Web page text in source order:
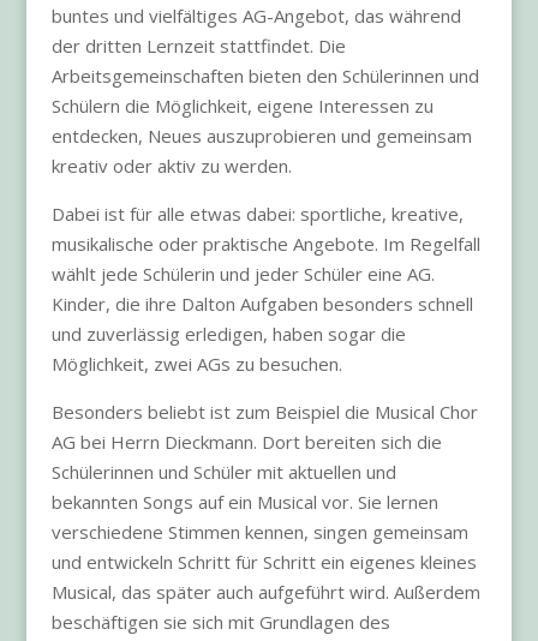
buntes und vielfältiges AG-Angebot, das während
der dritten Lernzeit stattfindet. Die
Arbeitsgemeinschaften bieten den Schülerinnen und
Schülern die Möglichkeit, eigene Interessen zu
entdecken, Neues auszuprobieren und gemeinsam
kreativ oder aktiv zu werden.
Dabei ist für alle etwas dabei: sportliche, kreative,
musikalische oder praktische Angebote. Im Regelfall
wählt jede Schülerin und jeder Schüler eine AG.
Kinder, die ihre Dalton Aufgaben besonders schnell
und zuverlässig erledigen, haben sogar die
Möglichkeit, zwei AGs zu besuchen.
Besonders beliebt ist zum Beispiel die Musical Chor
AG bei Herrn Dieckmann. Dort bereiten sich die
Schülerinnen und Schüler mit aktuellen und
bekannten Songs auf ein Musical vor. Sie lernen
verschiedene Stimmen kennen, singen gemeinsam
und entwickeln Schritt für Schritt ein eigenes kleines
Musical, das später auch aufgeführt wird. Außerdem
beschäftigen sie sich mit Grundlagen des